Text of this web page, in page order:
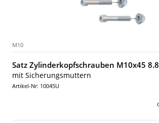
M10
Satz Zylinderkopfschrauben M10x45 8.8
mit Sicherungsmuttern
Artikel-Nr: 10045U